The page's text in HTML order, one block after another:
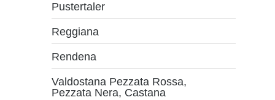
Pustertaler
Reggiana
Rendena
Valdostana Pezzata Rossa,
Pezzata Nera, Castana